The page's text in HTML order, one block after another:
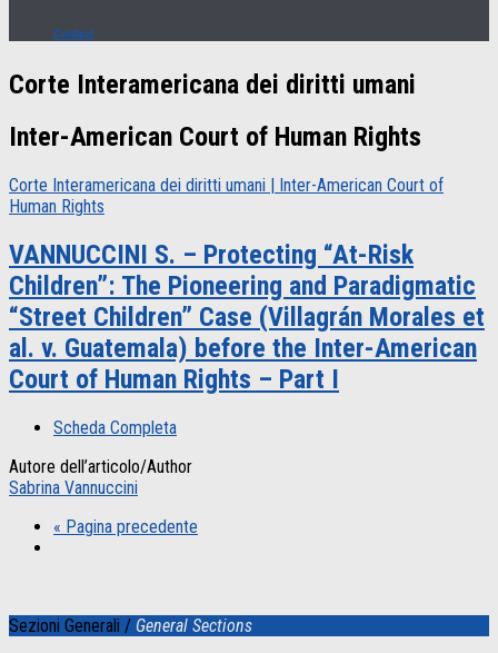
Contact
Corte Interamericana dei diritti umani
Inter-American Court of Human Rights
Corte Interamericana dei diritti umani | Inter-American Court of
Human Rights
VANNUCCINI S. – Protecting “At-Risk
Children”: The Pioneering and Paradigmatic
“Street Children” Case (Villagrán Morales et
al. v. Guatemala) before the Inter-American
Court of Human Rights – Part I
Scheda Completa
Autore dell’articolo/Author
Sabrina Vannuccini
« Pagina precedente
Sezioni Generali / General Sections